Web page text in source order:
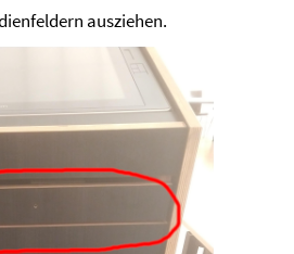
ausziehen.